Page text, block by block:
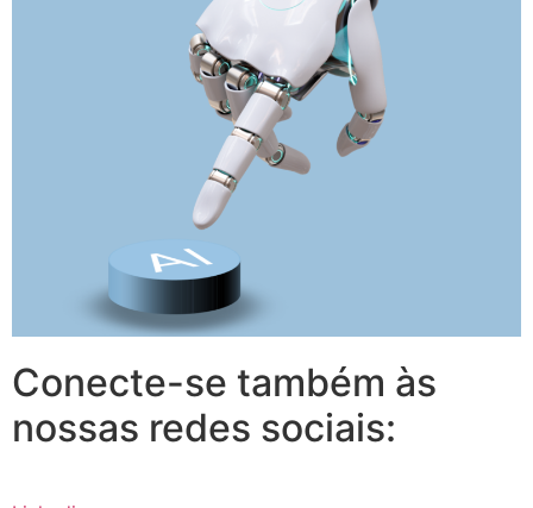
Conecte-se também às
nossas redes sociais: